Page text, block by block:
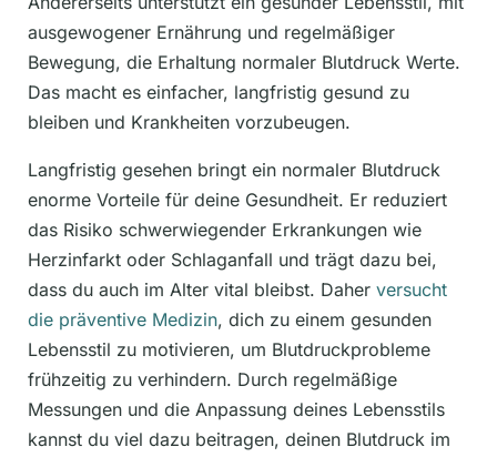
ausgewogener Ernährung und regelmäßiger
Bewegung, die Erhaltung normaler Blutdruck Werte.
Das macht es einfacher, langfristig gesund zu
bleiben und Krankheiten vorzubeugen.
Langfristig gesehen bringt ein normaler Blutdruck
enorme Vorteile für deine Gesundheit. Er reduziert
das Risiko schwerwiegender Erkrankungen wie
Herzinfarkt oder Schlaganfall und trägt dazu bei,
dass du auch im Alter vital bleibst. Daher versucht
die präventive Medizin, dich zu einem gesunden
Lebensstil zu motivieren, um Blutdruckprobleme
frühzeitig zu verhindern. Durch regelmäßige
Messungen und die Anpassung deines Lebensstils
kannst du viel dazu beitragen, deinen Blutdruck im